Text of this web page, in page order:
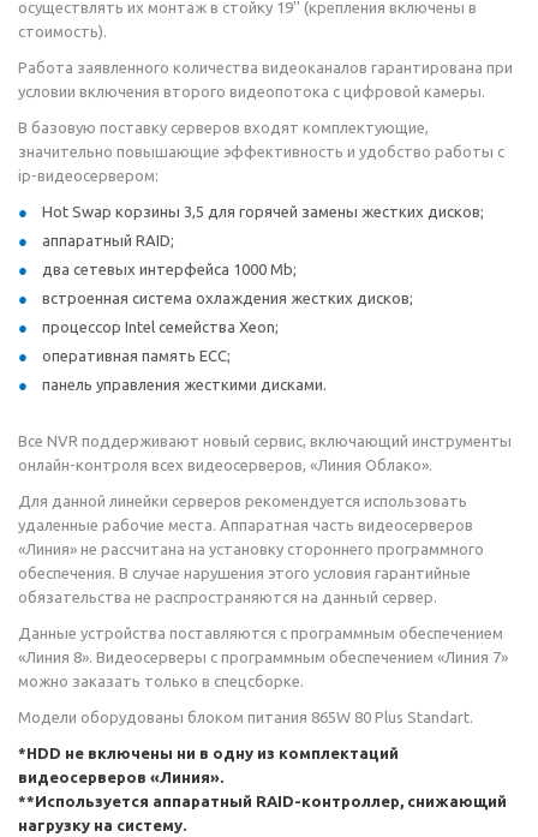
осуществлять их монтаж в стойку 19'' (крепления включены в
стоимость).
Работа заявленного количества видеоканалов гарантирована при
условии включения второго видеопотока с цифровой камеры.
В базовую поставку серверов входят комплектующие,
значительно повышающие эффективность и удобство работы с
ip-видеосервером:
Hot Swap корзины 3,5 для горячей замены жестких дисков;
аппаратный RAID;
два сетевых интерфейса 1000 Mb;
встроенная система охлаждения жестких дисков;
процессор Intel семейства Xeon;
оперативная память ECC;
панель управления жесткими дисками.
Все NVR поддерживают новый сервис, включающий инструменты
онлайн-контроля всех видеосерверов, «Линия Облако».
Для данной линейки серверов рекомендуется использовать
удаленные рабочие места. Аппаратная часть видеосерверов
«Линия» не рассчитана на установку стороннего программного
обеспечения. В случае нарушения этого условия гарантийные
обязательства не распространяются на данный сервер.
Данные устройства поставляются с программным обеспечением
«Линия 8». Видеосерверы с программным обеспечением «Линия 7»
можно заказать только в спецсборке.
Модели оборудованы блоком питания 865W 80 Plus Standart.
*HDD не включены ни в одну из комплектаций
видеосерверов «Линия».
**Используется аппаратный RAID-контроллер, снижающий
нагрузку на систему.